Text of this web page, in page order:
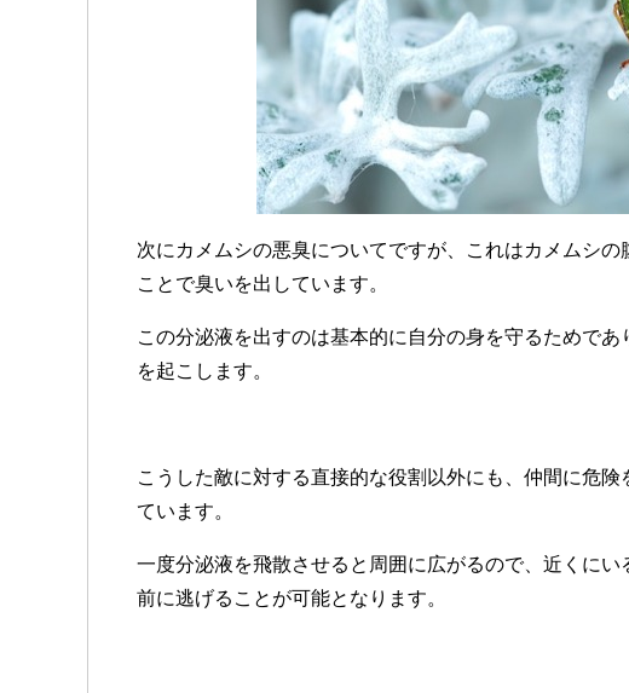
次にカメムシの悪臭についてですが、これはカメムシ
ことで臭いを出しています。
この分泌液を出すのは基本的に自分の身を守るためで
を起こします。
こうした敵に対する直接的な役割以外にも、仲間に危
ています。
一度分泌液を飛散させると周囲に広がるので、近くに
前に逃げることが可能となります。